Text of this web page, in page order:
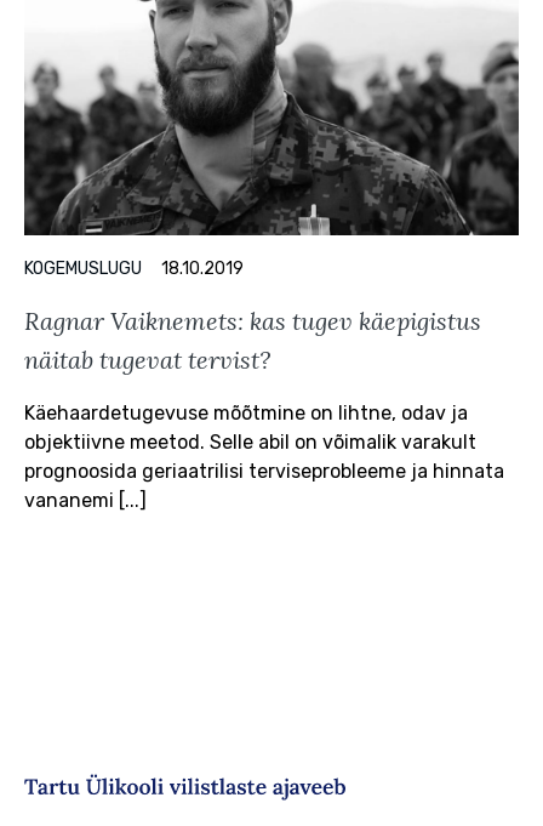
Ragnar Vaiknemets: kas tugev käepigistus
näitab tugevat tervist?
Käehaardetugevuse mõõtmine on lihtne, odav ja
objektiivne meetod. Selle abil on võimalik varakult
prognoosida geriaatrilisi terviseprobleeme ja hinnata
vananemi [...]
KOGEMUSLUGU 18.10.2019